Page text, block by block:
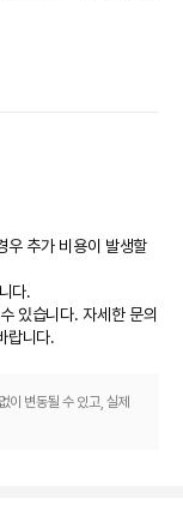
우 추가 비용이 발생할
다.
있습니다. 자세한 문의
랍니다.
이 변동될 수 있고, 실제